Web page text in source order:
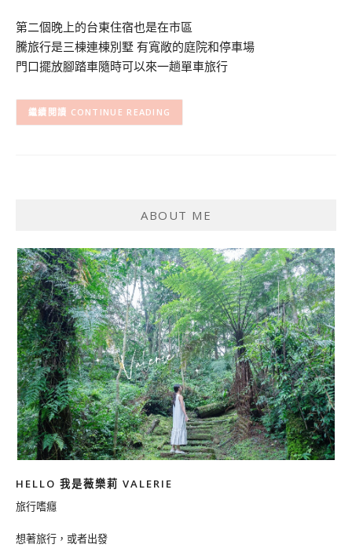
第二個晚上的台東住宿也是在市區
騰旅行是三棟連棟別墅 有寬敞的庭院和停車場
門口擺放腳踏車隨時可以來一趟單車旅行
CONTINUE READING
ABOUT ME
HELLO 我是薇樂莉 VALERIE
旅行嗜癮
想著旅行，或者出發